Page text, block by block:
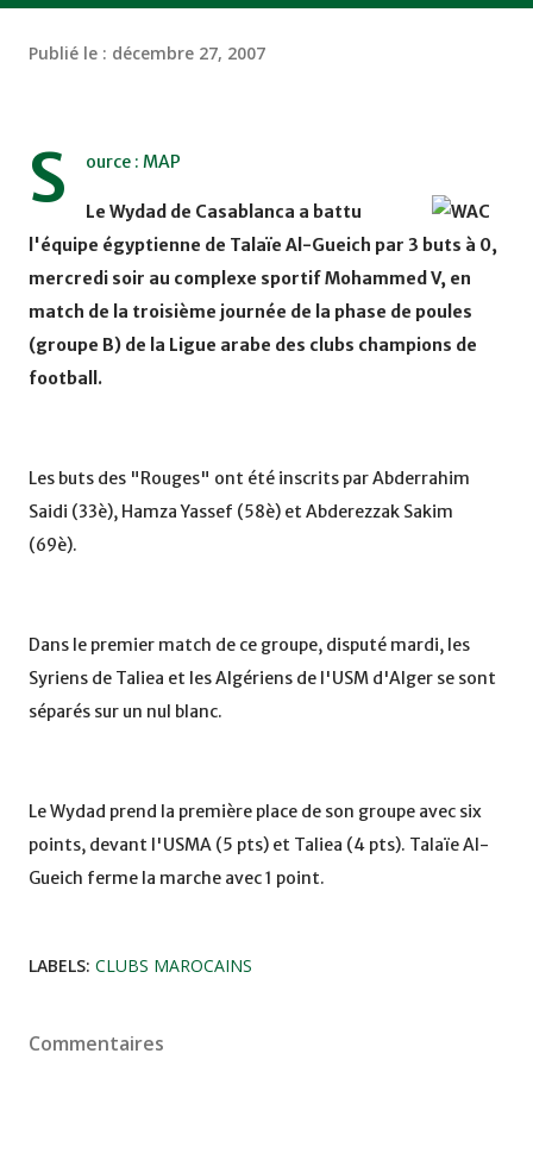
Publié le : décembre 27, 2007
S ource : MAP
Le Wydad de Casablanca a battu
l'équipe égyptienne de Talaïe Al-Gueich par 3 buts à 0,
mercredi soir au complexe sportif Mohammed V, en
match de la troisième journée de la phase de poules
(groupe B) de la Ligue arabe des clubs champions de
football.
Les buts des "Rouges" ont été inscrits par Abderrahim
Saidi (33è), Hamza Yassef (58è) et Abderezzak Sakim
(69è).
Dans le premier match de ce groupe, disputé mardi, les
Syriens de Taliea et les Algériens de l'USM d'Alger se sont
séparés sur un nul blanc.
Le Wydad prend la première place de son groupe avec six
points, devant l'USMA (5 pts) et Taliea (4 pts). Talaïe Al-
Gueich ferme la marche avec 1 point.
LABELS: CLUBS MAROCAINS
Commentaires